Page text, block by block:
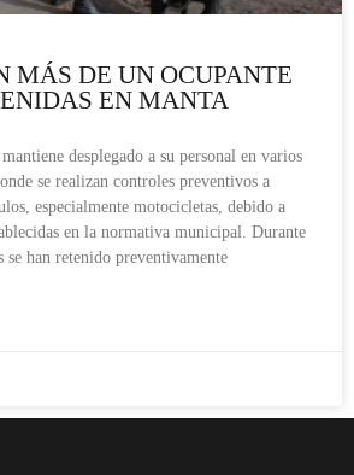
MÁS DE UN OCUPANTE
EN MANTA
desplegado a su personal en varios
se realizan controles preventivos a
especialmente motocicletas, debido a
en la normativa municipal. Durante
se han retenido preventivamente